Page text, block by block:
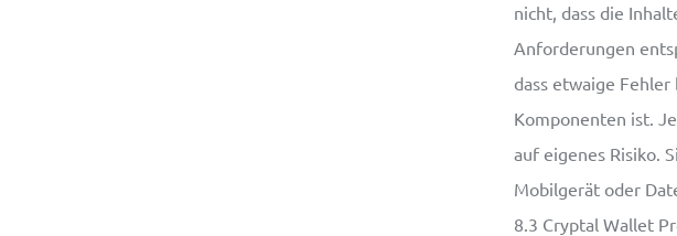
nicht, dass die
Anforderungen
dass etwaige
Komponenten ist.
auf eigenes Risiko.
Mobilgerät oder
8.3 Cryptal Wallet